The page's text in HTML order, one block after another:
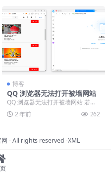
博客
QQ 浏览器无法打开被墙网站
QQ 浏览器无法打开被墙网站 若您
使用 QQ 浏览器，很多境外网站都
无法打开，可...
2 年前 262
- All rights reserved -XML